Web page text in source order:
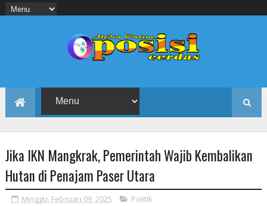
Jika IKN Mangkrak, Pemerintah Wajib Kembalikan
Hutan di Penajam Paser Utara
Minggu, Februari 09, 2025 Politik